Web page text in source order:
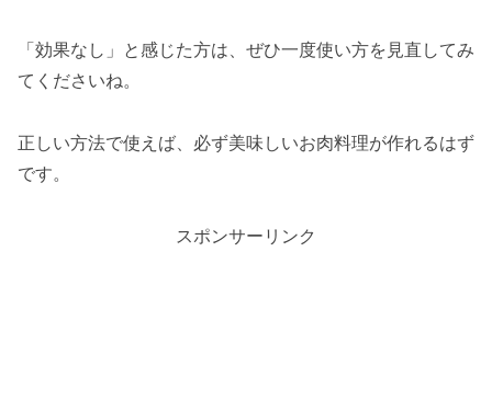
「効果なし」と感じた方は、ぜひ一度使い方を見直してみ
てくださいね。
正しい方法で使えば、必ず美味しいお肉料理が作れるはず
です。
スポンサーリンク